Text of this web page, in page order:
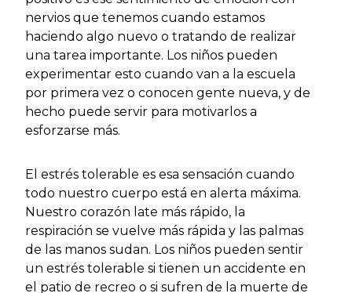
nervios que tenemos cuando estamos
haciendo algo nuevo o tratando de realizar
una tarea importante. Los niños pueden
experimentar esto cuando van a la escuela
por primera vez o conocen gente nueva, y de
hecho puede servir para motivarlos a
esforzarse más.
El estrés tolerable es esa sensación cuando
todo nuestro cuerpo está en alerta máxima.
Nuestro corazón late más rápido, la
respiración se vuelve más rápida y las palmas
de las manos sudan. Los niños pueden sentir
un estrés tolerable si tienen un accidente en
el patio de recreo o si sufren de la muerte de